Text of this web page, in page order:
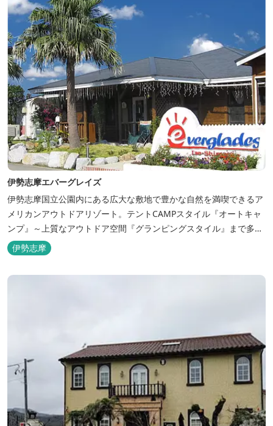
伊勢志摩エバーグレイズ
伊勢志摩国立公園内にある広大な敷地で豊かな自然を満喫できるア
メリカンアウトドアリゾート。テントCAMPスタイル『オートキャ
ンプ』～上質なアウトドア空間『グランピングスタイル』まで多彩
な宿泊スタイルを体験できます。 場内ではキッズイベント＆アクテ
ィビティーが人気！365日開催のアメリカンカルチャーを取り入れ
たキッズイベント、カナディアンカヌー、ペダルボート、ファンサ
伊勢志摩